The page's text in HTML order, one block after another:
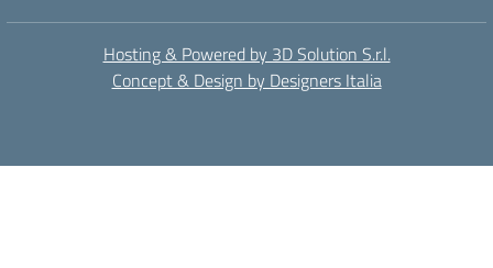
Hosting & Powered by 3D Solution S.r.l.
Concept & Design by Designers Italia